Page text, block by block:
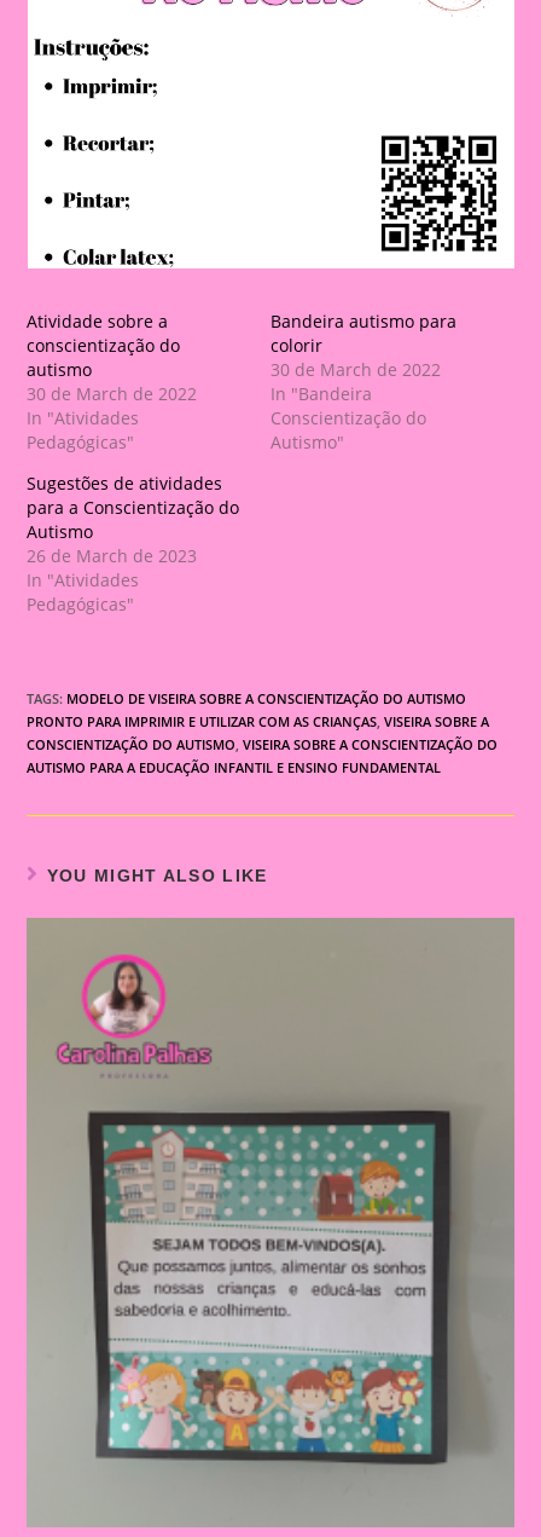
Atividade sobre a
conscientização do
autismo
30 de March de 2022
In "Atividades
Pedagógicas"
Bandeira autismo para
colorir
30 de March de 2022
In "Bandeira
Conscientização do
Autismo"
Sugestões de atividades
para a Conscientização do
Autismo
26 de March de 2023
In "Atividades
Pedagógicas"
TAGS: MODELO DE VISEIRA SOBRE A CONSCIENTIZAÇÃO DO AUTISMO
PRONTO PARA IMPRIMIR E UTILIZAR COM AS CRIANÇAS, VISEIRA SOBRE A
CONSCIENTIZAÇÃO DO AUTISMO, VISEIRA SOBRE A CONSCIENTIZAÇÃO DO
AUTISMO PARA A EDUCAÇÃO INFANTIL E ENSINO FUNDAMENTAL
YOU MIGHT ALSO LIKE